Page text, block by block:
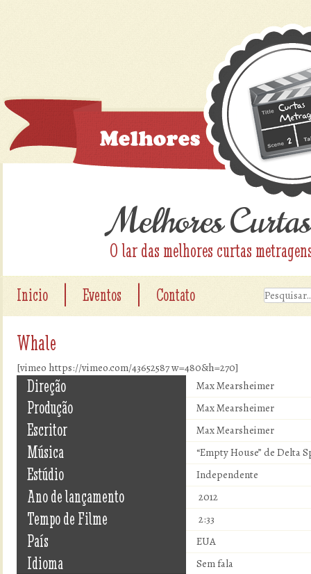
Melhores Curtas
O lar das melhores curtas
Inicio Eventos Contato
Whale
[vimeo https://vimeo.com/43652587 w=480&h=270]
Direção Max Mearsheimer
Produção Max Mearsheimer
Escritor Max Mearsheimer
Música “Empty House” de Delta
Estúdio Independente
Ano de lançamento 2012
Tempo de Filme 2:33
País EUA
Idioma Sem fala